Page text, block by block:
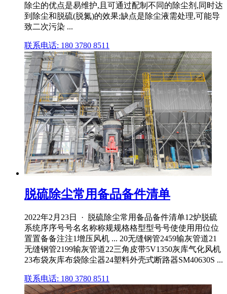
除尘的优点是易维护,且可通过配制不同的除尘剂,同时达
到除尘和脱硫(脱氮)的效果;缺点是除尘液需处理,可能导
致二次污染 ...
联系电话: 180 3780 8511
脱硫除尘常用备品备件清单
2022年2月23日 · 脱硫除尘常用备品备件清单12炉脱硫
系统序序号号名名称称规规格格型型号号使使用用位位
置置备备注注1增压风机 ... 20无缝钢管2459输灰管道21
无缝钢管2199输灰管道22三角皮带5V1350灰库气化风机
23布袋灰库布袋除尘器24塑料外壳式断路器SM40630S ...
联系电话: 180 3780 8511